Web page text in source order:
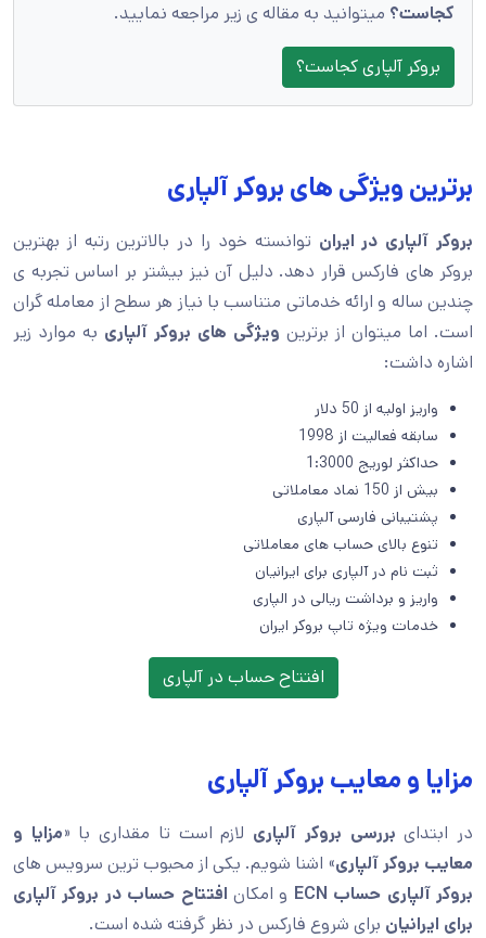
کجاست؟ میتوانید به مقاله ی زیر مراجعه نمایید.
بروکر آلپاری کجاست؟
برترین ویژگی های بروکر آلپاری
بروکر آلپاری در ایران توانسته خود را در بالاترین رتبه از بهترین
بروکر های فارکس قرار دهد. دلیل آن نیز بیشتر بر اساس تجربه ی
چندین ساله و ارائه خدماتی متناسب با نیاز هر سطح از معامله گران
است. اما میتوان از برترین ویژگی های بروکر آلپاری به موارد زیر
اشاره داشت:
واریز اولیه از 50 دلار
سابقه فعالیت از 1998
حداکثر لوریج 1:3000
بیش از 150 نماد معاملاتی
پشتیبانی فارسی آلپاری
تنوع بالای حساب های معاملاتی
ثبت نام در آلپاری برای ایرانیان
واریز و برداشت ریالی در الپاری
خدمات ویژه تاپ بروکر ایران
افتتاح حساب در آلپاری
مزایا و معایب بروکر آلپاری
در ابتدای بررسی بروکر آلپاری لازم است تا مقداری با «مزایا و
معایب بروکر آلپاری» اشنا شویم. یکی از محبوب ترین سرویس های
بروکر آلپاری حساب ECN و امکان افتتاح حساب در بروکر آلپاری
برای ایرانیان برای شروع فارکس در نظر گرفته شده است.